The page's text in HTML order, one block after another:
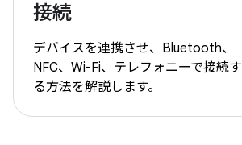
接続
デバイスを連携させ、Bluetooth、
NFC、Wi-Fi、テレフォニーで接続す
る方法を解説します。